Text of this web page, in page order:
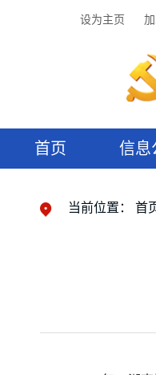
设为主页
首页 信息
当前位置： 首